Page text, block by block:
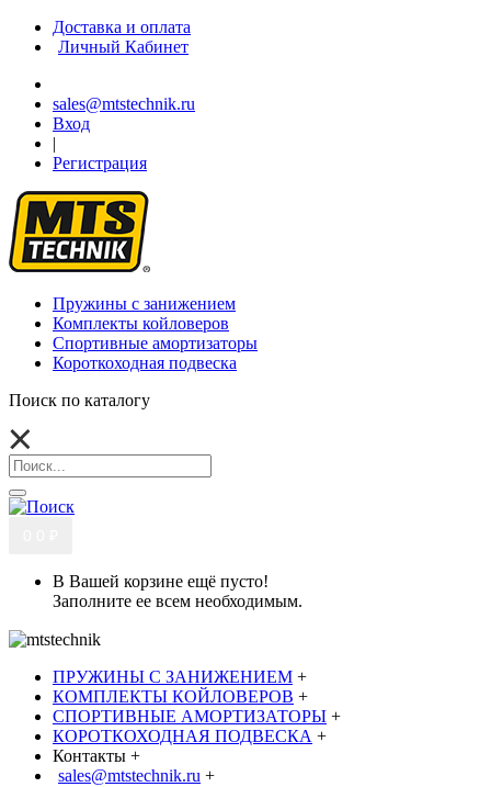
Доставка и оплата
Личный Кабинет
sales@mtstechnik.ru
Вход
|
Регистрация
Пружины с занижением
Комплекты койловеров
Спортивные амортизаторы
Короткоходная подвеска
Поиск по каталогу
В Вашей корзине ещё пусто!
Заполните ее всем необходимым.
ПРУЖИНЫ С ЗАНИЖЕНИЕМ +
КОМПЛЕКТЫ КОЙЛОВЕРОВ +
СПОРТИВНЫЕ АМОРТИЗАТОРЫ +
КОРОТКОХОДНАЯ ПОДВЕСКА +
Контакты +
sales@mtstechnik.ru +